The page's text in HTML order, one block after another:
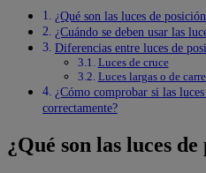
¿Qué son las luces de
¿Cuándo se deben usar las
Diferencias entre luces de
Luces de cruce
Luces largas o de
¿Cómo comprobar si las
correctamente?
¿Qué son las luces